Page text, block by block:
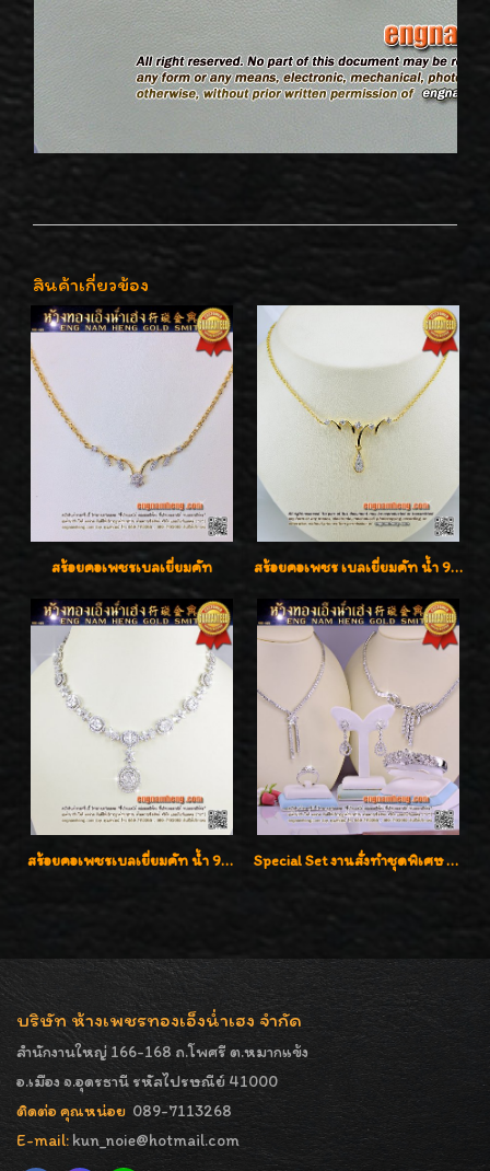
สินค้าเกี่ยวข้อง
สร้อยคอเพชรเบลเยี่ยมคัท สร้อยคอเพชร เบลเยี่ยมคัท น้ำ 98% F-Color/VVS รูปแบบหวานใส่สวยดูดีน่ารักสุดๆค่ะ
สร้อยคอเพชรเบลเยี่ยมคัท น้ำ 99% E-Color / VVS น้ำหนักเพชรรวม 16.05 กะรัต Special Set งานสั่งทำชุดพิเศษ เพชรคัดทุกชิ้น สวยหรูหรา ราคามิตรภาพค่ะ
บริษัท ห้างเพชรทองเอ็งน่ำเฮง จำกัด
สำนักงานใหญ่ 166-168 ถ.โพศรี ต.หมากแข้ง
อ.เมือง จ.อุดรธานี รหัสไปรษณีย์ 41000
ติดต่อ คุณหน่อย 089-7113268
E-mail: kun_noie@hotmail.com